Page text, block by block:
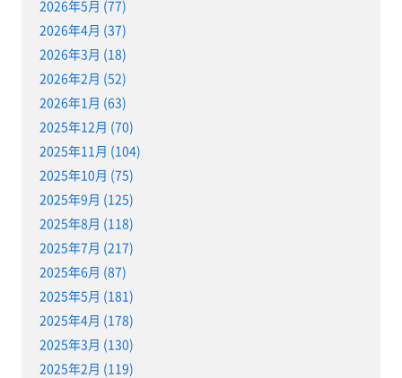
2026年5月 (77)
2026年4月 (37)
2026年3月 (18)
2026年2月 (52)
2026年1月 (63)
2025年12月 (70)
2025年11月 (104)
2025年10月 (75)
2025年9月 (125)
2025年8月 (118)
2025年7月 (217)
2025年6月 (87)
2025年5月 (181)
2025年4月 (178)
2025年3月 (130)
2025年2月 (119)